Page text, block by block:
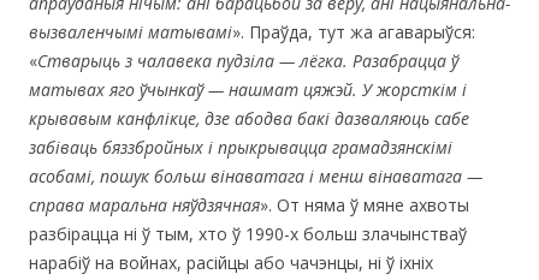
вызваленчымі матывамі». Праўда, тут жа агаварыўся:
«Стварыць з чалавека пудзіла — лёгка. Разабрацца ў
матывах яго ўчынкаў — нашмат цяжэй. У жорсткім і
крывавым канфлікце, дзе абодва бакі дазваляюць сабе
забіваць бяззбройных і прыкрывацца грамадзянскімі
асобамі, пошук больш вінаватага і менш вінаватага —
справа маральна няўдзячная». От няма ў мяне ахвоты
разбірацца ні ў тым, хто ў 1990-х больш злачынстваў
нарабіў на войнах, расійцы або чачэнцы, ні ў іхніх